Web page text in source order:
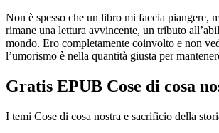
Non è spesso che un libro mi faccia piangere,
rimane una lettura avvincente, un tributo
mondo. Ero completamente coinvolto e non
l’umorismo è nella quantità giusta per
Gratis EPUB Cose di cosa
I temi Cose di cosa nostra e sacrificio della